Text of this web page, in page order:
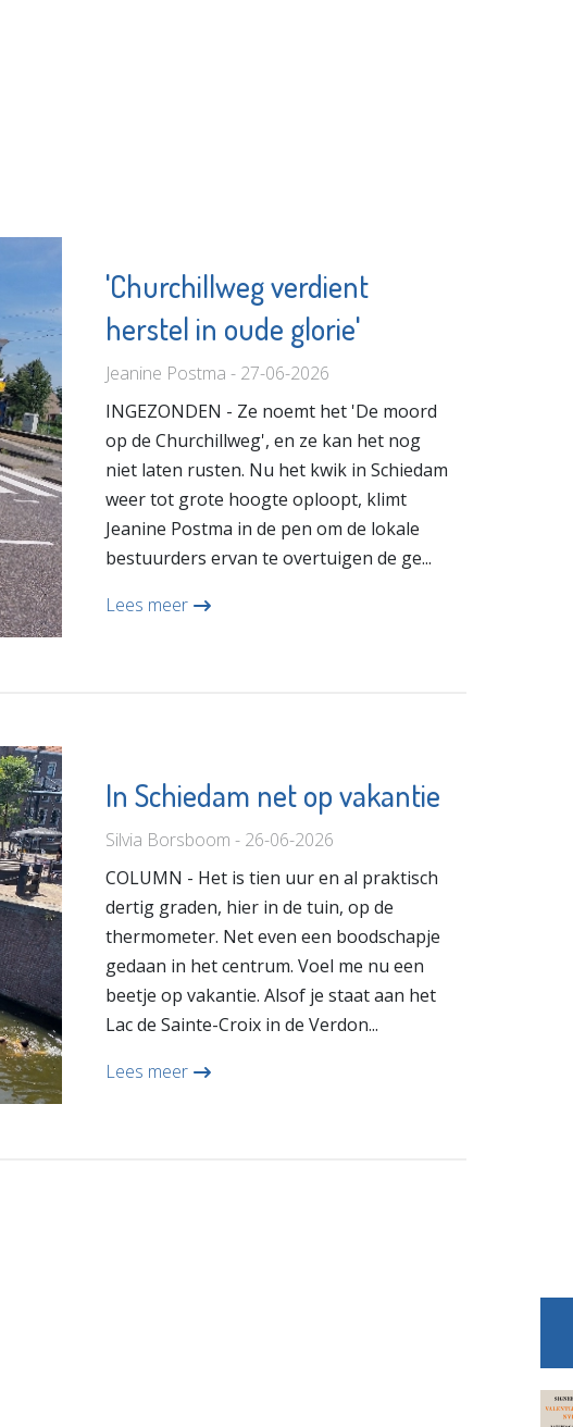
'Churchillweg verdient
herstel in oude glorie'
Jeanine Postma - 27-06-2026
INGEZONDEN - Ze noemt het 'De moord
op de Churchillweg', en ze kan het nog
niet laten rusten. Nu het kwik in Schiedam
weer tot grote hoogte oploopt, klimt
Jeanine Postma in de pen om de lokale
bestuurders ervan te overtuigen de ge...
Lees meer
In Schiedam net op vakantie
Silvia Borsboom - 26-06-2026
COLUMN - Het is tien uur en al praktisch
dertig graden, hier in de tuin, op de
thermometer. Net even een boodschapje
gedaan in het centrum. Voel me nu een
beetje op vakantie. Alsof je staat aan het
Lac de Sainte-Croix in de Verdon...
Lees meer